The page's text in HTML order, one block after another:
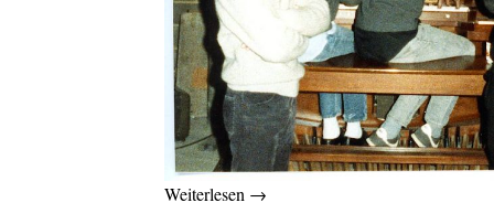
Weiterlesen →